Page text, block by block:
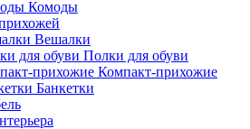
Комоды
Вешалки
Полки для обуви
Компакт-прихожие
Банкетки